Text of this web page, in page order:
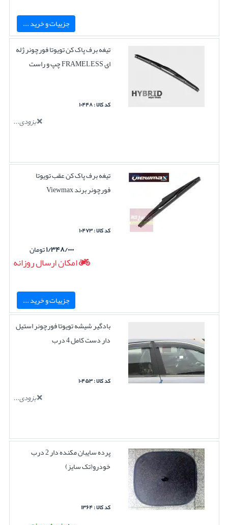
جزییات و خرید ...
تیغه برف پاک کن تویوتا فورچونر ژله
ای FRAMELESS چپ و راست
کد کالا : ۱۰۴۴۸
بزودی...
تیغه برف پاک کن عقب تویوتا
فورچونر برند Viewmax
کد کالا : ۱۰۴۷۳
۱/۳۴۸/۰۰۰تومان
امکان ارسال روزانه
جزییات و خرید ...
بادگیر شیشه تویوتا فورچونر استیل
دار دست کامل 4 درب
کد کالا : ۱۰۴۵۳
بزودی...
پرده سایبان مکنده دار 2 درب
خودرو(تک سایز)
کد کالا : ۱۳۶۴